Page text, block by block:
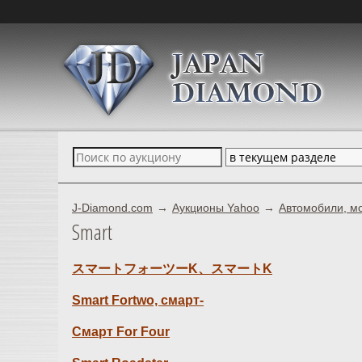
J-Diamond.com Аукционы Yahoo Автомобили,
Smart
スマートフォーツーK、スマートK
Smart Fortwo, смарт-
Смарт For Four